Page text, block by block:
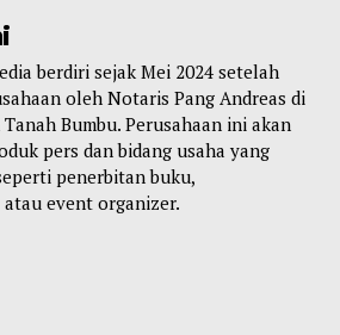
berdiri sejak Mei 2024 setelah
oleh Notaris Pang Andreas di
Bumbu. Perusahaan ini akan
pers dan bidang usaha yang
penerbitan buku,
event organizer.